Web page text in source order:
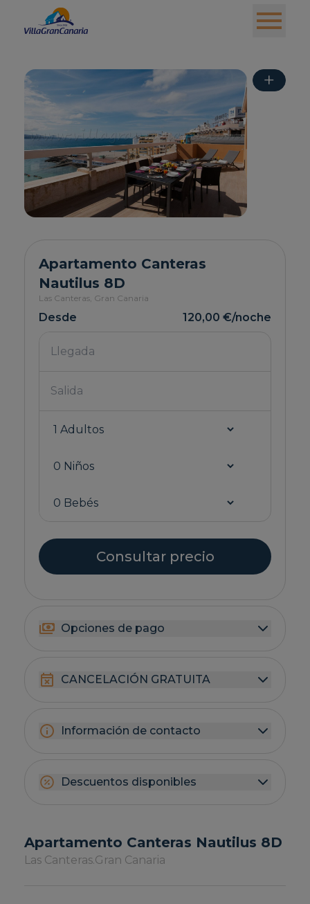
+
Apartamento Canteras
Nautilus 8D
Las Canteras, Gran Canaria
Desde 120,00 €/noche
Consultar precio
Opciones de pago
CANCELACIÓN GRATUITA
Información de contacto
Descuentos disponibles
Apartamento Canteras Nautilus 8D
Las Canteras.Gran Canaria